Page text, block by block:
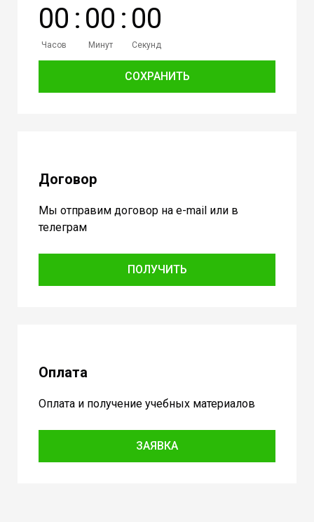
00
Часов
: 00
Минут
: 00
Секунд
СОХРАНИТЬ
Договор
Мы отправим договор на e-mail или в
телеграм
ПОЛУЧИТЬ
Оплата
Оплата и получение учебных материалов
ЗАЯВКА